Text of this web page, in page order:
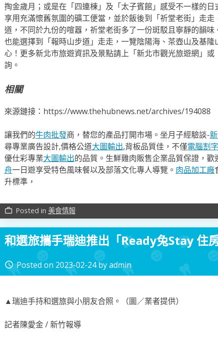
掏金歲月；或是在「四連棟」及「太子賓館」感受不一樣的
享用充滿懷舊氛圍的礦工便當，並於飯後到「祈堂老街」走
道，不同於九份的喧囂，祈堂老街多了一份斑駁且寧靜的韻
也能選擇到「報時山步道」走走，一覽陰陽海、茶壺山及基
心！更多新北市旅遊資訊及景點請上「新北市觀光旅遊網」
詢。
相關
來源鏈接：https://www.thehubnews.net/archives/194088
讓我們的牛肉批發商，替您的產品打開市場。坐月子經驗談-
尋專業廣告設計,價格公道大圖輸出,背板品質佳，不僅電腦割字
優仕彩專業大圖輸出的品質。生鮮雞肉販售企業品質保證，歡
舟一日遊享受特色風味餐以及部落文化專人導覽。 肉品加工廠
升標準，
work_outline Posted in 美食情報
和選旅攜手瑞迪推出「Ready兔Stay 住
access_time Posted on 2023-02-24byadmin
▲瑞迪手持和選旅與小朋友合照。（圖／業者提供）
記者陳愛金 / 新竹報導